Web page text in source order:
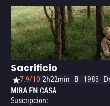
Sacrificio
7.9/10 2h22min B 1986
MIRA EN CASA
Suscripción: